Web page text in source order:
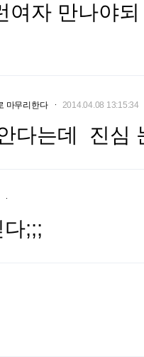
여자 만나야
마무리한다 2014.04.08 13:15:34
다는데 진심
;;;